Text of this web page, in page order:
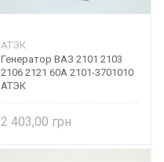
АТЭК
Генератор ВАЗ 2101 2103
2106 2121 60А 2101-3701010
АТЭК
2 403,00